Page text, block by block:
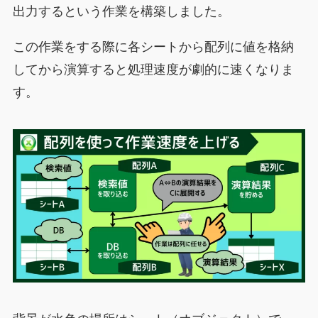
出力するという作業を構築しました。
この作業をする際に各シートから配列に値を格納
してから演算すると 処理速度が劇的に速くなりま
す。